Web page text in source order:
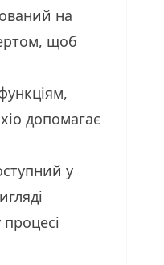
на
щоб
допомагає
у